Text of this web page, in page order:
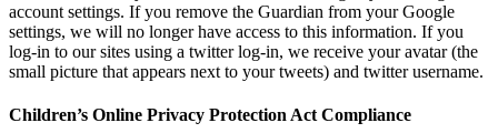
account settings. If you remove the Guardian from your Google
settings, we will no longer have access to this information. If you
log-in to our sites using a twitter log-in, we receive your avatar (the
small picture that appears next to your tweets) and twitter username.
Children’s Online Privacy Protection Act Compliance